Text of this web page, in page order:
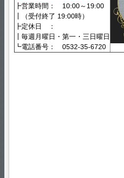
┣営業時間： 10:00～19:00
┃（受付終了 19:00時）
┣定休日 ：
┃毎週月曜日・第一・三日曜日
┗電話番号： 0532-35-6720